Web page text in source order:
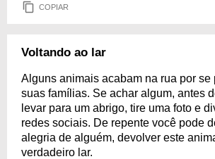
COPIAR
Voltando ao lar
Alguns animais acabam na rua por se
suas famílias. Se achar algum, antes
levar para um abrigo, tire uma foto e
redes sociais. De repente você pode
alegria de alguém, devolver este
verdadeiro lar.